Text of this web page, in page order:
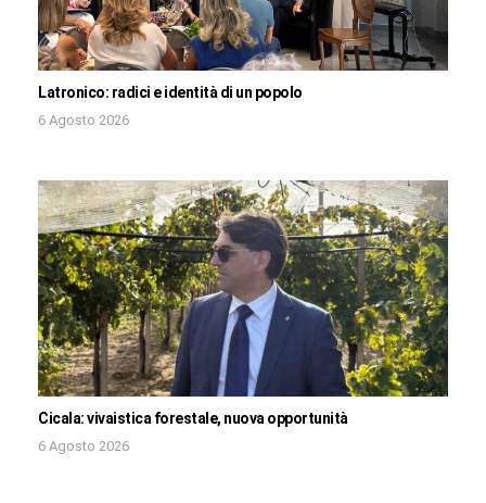
Latronico: radici e identità di un popolo
6 Agosto 2026
Cicala: vivaistica forestale, nuova opportunità
6 Agosto 2026